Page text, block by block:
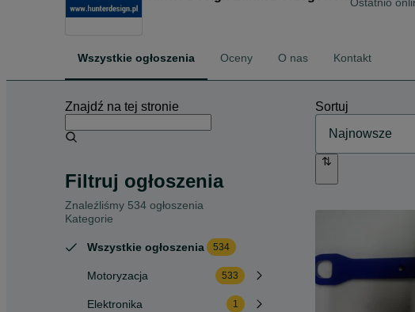
Wszystkie ogłoszenia Oceny O nas Kontakt
Znajdź na tej stronie
Filtruj ogłoszenia
Znaleźliśmy 534 ogłoszenia
Kategorie
Wszystkie ogłoszenia 534
Motoryzacja 533
Elektronika 1
Sortuj